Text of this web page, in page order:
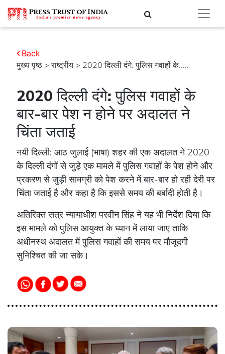
मुख्य पृष्ठ >राष्ट्रीय > 2020 दिल्ली दंगे: पुलिस गवाहों के.....
Back
2020 दिल्ली दंगे: पुलिस गवाहों के
बार-बार पेश न होने पर अदालत ने
चिंता जताई
नयी दिल्ली: आठ जुलाई (भाषा) शहर की एक अदालत ने 2020
के दिल्ली दंगों से जुड़े एक मामले में पुलिस गवाहों के पेश होने और
प्रकरण से जुड़ी सामग्री को पेश करने में बार-बार हो रही देरी पर
चिंता जताई है और कहा है कि इससे समय की बर्बादी होती है।
अतिरिक्त सत्र न्यायाधीश परवीन सिंह ने यह भी निर्देश दिया कि
इस मामले को पुलिस आयुक्त के ध्यान में लाया जाए ताकि
अधीनस्थ अदालत में पुलिस गवाहों की समय पर मौजूदगी
सुनिश्चित की जा सके।